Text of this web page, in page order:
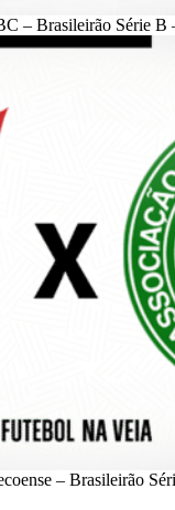
– Brasileirão Série B
– Brasileirão